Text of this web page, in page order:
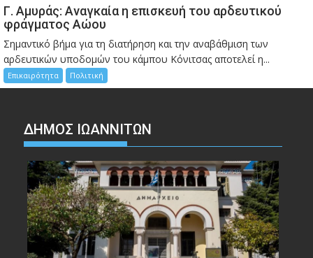
Γ. Αμυράς: Αναγκαία η επισκευή του αρδευτικού
φράγματος Αώου
Σημαντικό βήμα για τη διατήρηση και την αναβάθμιση των
αρδευτικών υποδομών του κάμπου Κόνιτσας αποτελεί η...
Επικαιρότητα Πολιτική
ΔΗΜΟΣ ΙΩΑΝΝΙΤΩΝ